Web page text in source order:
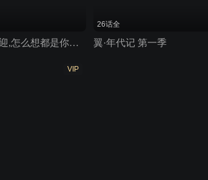
我不受欢迎,怎么想都是你们的错!
26话全
翼·年代记 第一季
VIP